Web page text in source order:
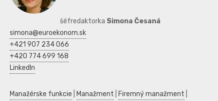
šéfredaktorka Simona Česaná
simona@euroekonom.sk
+421 907 234 066
+420 774 699 168
LinkedIn
Manažérske funkcie Manažment Firemný manažment